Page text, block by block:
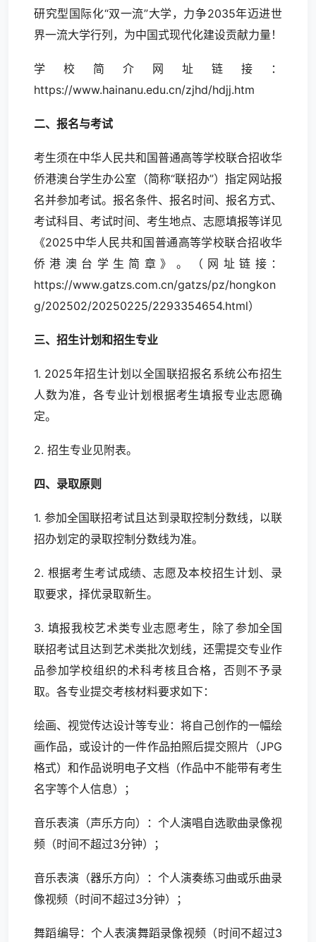
研究型国际化“双一流”大学，力争2035年迈进世
界一流大学行列，为中国式现代化建设贡献力量！
学校简介网址链接：
https://www.hainanu.edu.cn/zjhd/hdjj.htm
二、报名与考试
考生须在中华人民共和国普通高等学校联合招收华
侨港澳台学生办公室（简称“联招办”）指定网站报
名并参加考试。报名条件、报名时间、报名方式、
考试科目、考试时间、考生地点、志愿填报等详见
《2025中华人民共和国普通高等学校联合招收华
侨港澳台学生简章》。（网址链接：
https://www.gatzs.com.cn/gatzs/pz/hongkon
g/202502/20250225/2293354654.html）
三、招生计划和招生专业
1. 2025年招生计划以全国联招报名系统公布招生
人数为准，各专业计划根据考生填报专业志愿确
定。
2. 招生专业见附表。
四、 录取原则
1. 参加全国联招考试且达到录取控制分数线，以联
招办划定的录取控制分数线为准。
2. 根据考生考试成绩、志愿及本校招生计划、录
取要求，择优录取新生。
3. 填报我校艺术类专业志愿考生，除了参加全国
联招考试且达到艺术类批次划线，还需提交专业作
品参加学校组织的术科考核且合格，否则不予录
取。各专业提交考核材料要求如下：
绘画、视觉传达设计等专业：将自己创作的一幅绘
画作品，或设计的一件作品拍照后提交照片（JPG
格式）和作品说明电子文档（作品中不能带有考生
名字等个人信息）；
音乐表演（声乐方向）：个人演唱自选歌曲录像视
频（时间不超过3分钟）；
音乐表演（器乐方向）：个人演奏练习曲或乐曲录
像视频（时间不超过3分钟）；
舞蹈编导：个人表演舞蹈录像视频（时间不超过3